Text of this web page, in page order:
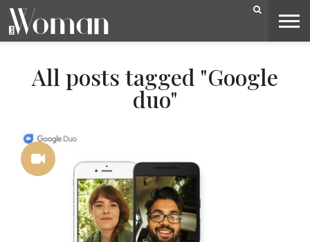
BELEZA
CAPA
LIFESTYLE
MODA
OPINIÃO
PESSOAS
SOCIEDADE
VIDEOS
All posts tagged "Google
duo"